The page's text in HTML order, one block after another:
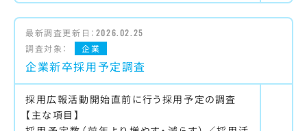
最新調査更新日： 2026.02.25
調査対象：
企業
企業新卒採用予定調査
採用広報活動開始直前に行う採用予定の調査
【主な項目】